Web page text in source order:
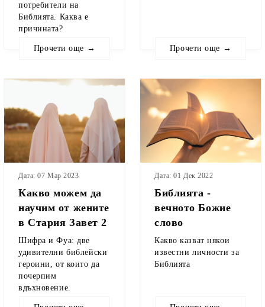
потребители на
Библията. Каква е
причината?
Прочети още → Прочети още →
Какво можем да
научим от жените
в Стария Завет 2
Дата: 07 Мар 2023
Шифра и Фуа: две
удивителни библейски
героини, от които да
почерпим
вдъхновение.
Библията -
вечното Божие
слово
Дата: 01 Дек 2022
Какво казват някои
известни личности за
Библията